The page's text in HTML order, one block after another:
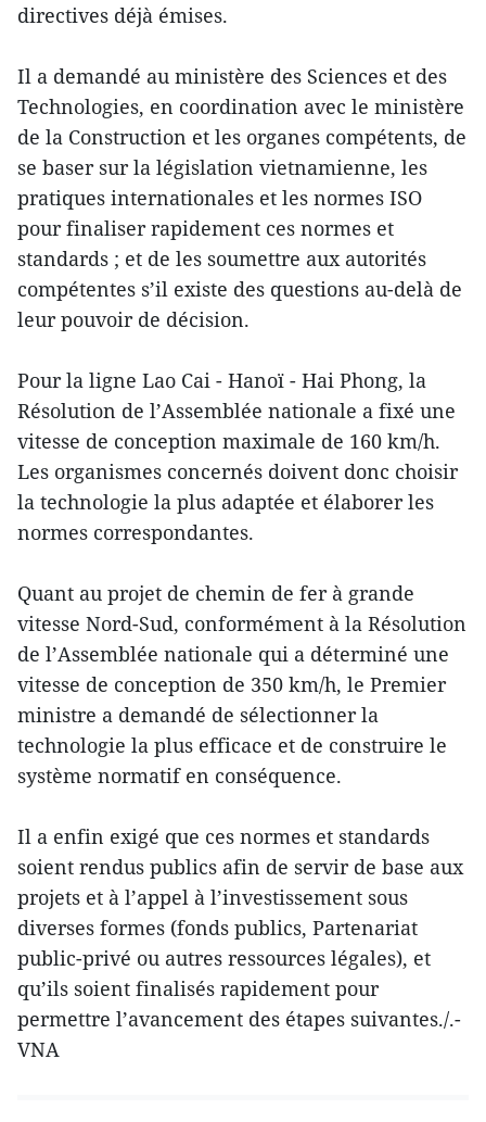
directives déjà émises.
Il a demandé au ministère des Sciences et des
Technologies, en coordination avec le ministère
de la Construction et les organes compétents, de
se baser sur la législation vietnamienne, les
pratiques internationales et les normes ISO
pour finaliser rapidement ces normes et
standards ; et de les soumettre aux autorités
compétentes s’il existe des questions au-delà de
leur pouvoir de décision.
Pour la ligne Lao Cai - Hanoï - Hai Phong, la
Résolution de l’Assemblée nationale a fixé une
vitesse de conception maximale de 160 km/h.
Les organismes concernés doivent donc choisir
la technologie la plus adaptée et élaborer les
normes correspondantes.
Quant au projet de chemin de fer à grande
vitesse Nord-Sud, conformément à la Résolution
de l’Assemblée nationale qui a déterminé une
vitesse de conception de 350 km/h, le Premier
ministre a demandé de sélectionner la
technologie la plus efficace et de construire le
système normatif en conséquence.
Il a enfin exigé que ces normes et standards
soient rendus publics afin de servir de base aux
projets et à l’appel à l’investissement sous
diverses formes (fonds publics, Partenariat
public-privé ou autres ressources légales), et
qu’ils soient finalisés rapidement pour
permettre l’avancement des étapes suivantes./.-
VNA